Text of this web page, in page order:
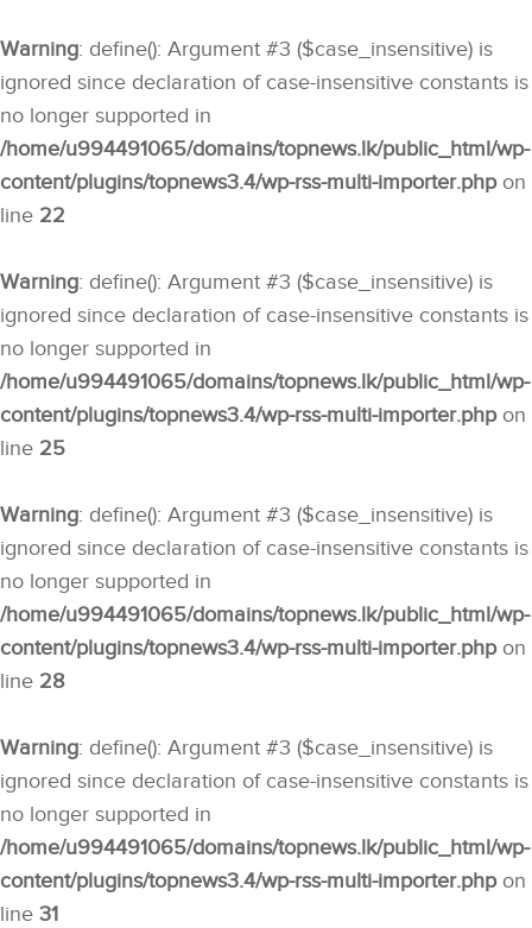
Warning: define(): Argument #3 ($case_insensitive) is
ignored since declaration of case-insensitive constants is
no longer supported in
/home/u994491065/domains/topnews.lk/public_html/wp-
content/plugins/topnews3.4/wp-rss-multi-importer.phpon
line 22
Warning: define(): Argument #3 ($case_insensitive) is
ignored since declaration of case-insensitive constants is
no longer supported in
/home/u994491065/domains/topnews.lk/public_html/wp-
content/plugins/topnews3.4/wp-rss-multi-importer.phpon
line 25
Warning: define(): Argument #3 ($case_insensitive) is
ignored since declaration of case-insensitive constants is
no longer supported in
/home/u994491065/domains/topnews.lk/public_html/wp-
content/plugins/topnews3.4/wp-rss-multi-importer.phpon
line 28
Warning: define(): Argument #3 ($case_insensitive) is
ignored since declaration of case-insensitive constants is
no longer supported in
/home/u994491065/domains/topnews.lk/public_html/wp-
content/plugins/topnews3.4/wp-rss-multi-importer.phpon
line 31